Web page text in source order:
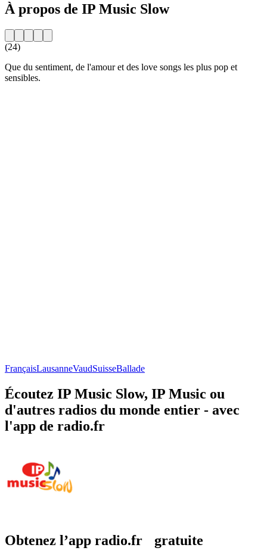
À propos de IP Music Slow
(24)
Que du sentiment, de l'amour et des love songs les plus pop et
sensibles.
FrançaisLausanneVaudSuisseBallade
Écoutez IP Music Slow, IP Music ou
d'autres radios du monde entier - avec
l'app de radio.fr
Obtenez l’app radio.fr gratuite